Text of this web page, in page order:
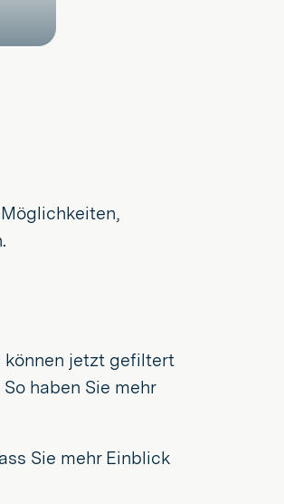
können jetzt gefiltert
haben Sie mehr
Sie mehr Einblick